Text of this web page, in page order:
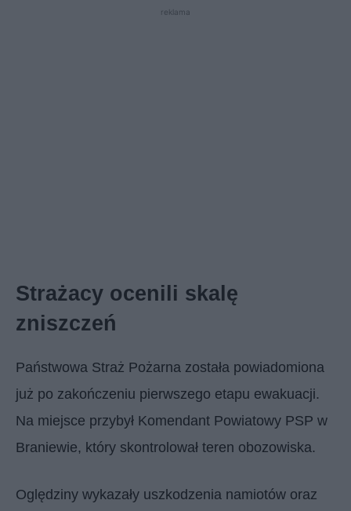
reklama
Strażacy ocenili skalę
zniszczeń
Państwowa Straż Pożarna została powiadomiona
już po zakończeniu pierwszego etapu ewakuacji.
Na miejsce przybył Komendant Powiatowy PSP w
Braniewie, który skontrolował teren obozowiska.
Oględziny wykazały uszkodzenia namiotów oraz